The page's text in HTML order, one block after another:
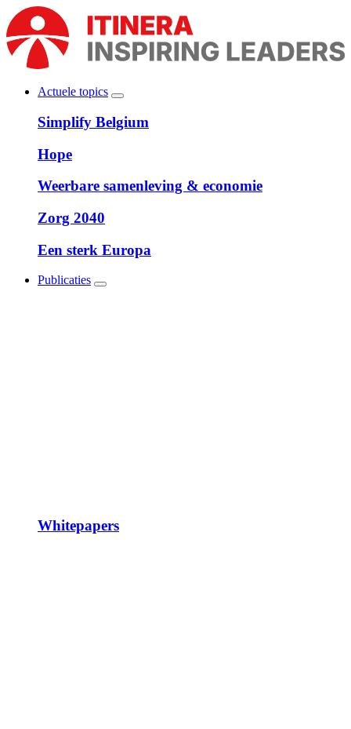
Overslaan
en
naar
de
inhoud
navigation
Actuele topics
Show
submenu
Simplify Belgium
Hope
Weerbare samenleving & economie
Zorg 2040
Een sterk Europa
Publicaties
Show
Whitepapers